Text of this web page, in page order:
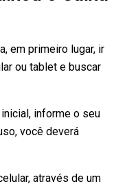
em primeiro lugar, ir
ou tablet e buscar
informe o seu
você deverá
através de um